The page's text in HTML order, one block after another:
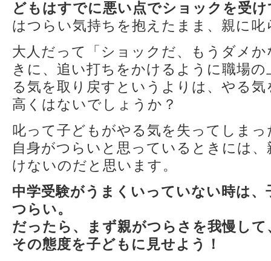
どもはすでに悪い点でショックを受
はつらい気持ちを抱えたまま、親に叱
大人だって「ショックだ、もうダメ
きに、追い打ちをかけるように職場
る気を取り戻すというよりは、やる
高くはないでしょうか？
叱って子どもがやる気を失ってしま
自身がつらいと思っているときには
けないのだと思います。
中学受験がうまくいっていない時は
つらい。
だったら、まず親がつらさを我慢して
その態度を子どもに見せよう！